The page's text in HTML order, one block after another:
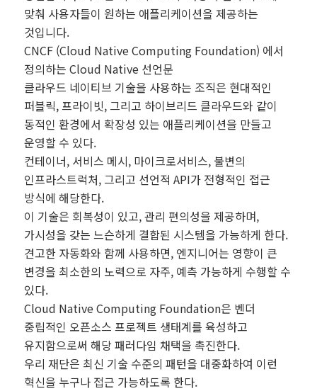
맞춰 사용자들이 원하는 애플리케이션을 제공하는
것입니다.
CNCF (Cloud Native Computing Foundation) 에서
정의하는 Cloud Native 선언문
클라우드 네이티브 기술을 사용하는 조직은 현대적인
퍼블릭, 프라이빗, 그리고 하이브리드 클라우드와 같이
동적인 환경에서 확장성 있는 애플리케이션을 만들고
운영할 수 있다.
컨테이너, 서비스 메시, 마이크로서비스, 불변의
인프라스트럭처, 그리고 선언적 API가 전형적인 접근
방식에 해당한다.
이 기술은 회복성이 있고, 관리 편의성을 제공하며,
가시성을 갖는 느슨하게 결합된 시스템을 가능하게 한다.
견고한 자동화와 함께 사용하면, 엔지니어는 영향이 큰
변경을 최소한의 노력으로 자주, 예측 가능하게 수행할 수
있다.
Cloud Native Computing Foundation은 벤더
중립적인 오픈소스 프로젝트 생태계를 육성하고
유지함으로써 해당 패러다임 채택을 촉진한다.
우리 재단은 최신 기술 수준의 패턴을 대중화하여 이런
혁신을 누구나 접근 가능하도록 한다.